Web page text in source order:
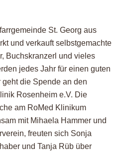
St. Georg aus
und verkauft selbstgemachte
Buchskranzerl und vieles
jedes Jahr für einen guten
die Spende an den
Rosenheim e.V. Die
am RoMed Klinikum
mit Mihaela Hammer und
freuten sich Sonja
und Tanja Rüb über